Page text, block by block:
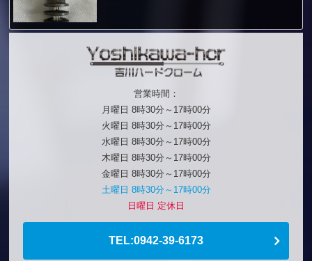
営業時間：
月曜日 8時30分～17時00分
火曜日 8時30分～17時00分
水曜日 8時30分～17時00分
木曜日 8時30分～17時00分
金曜日 8時30分～17時00分
土曜日 8時30分～17時00分
日曜日 定休日
TEL:0942-39-6173